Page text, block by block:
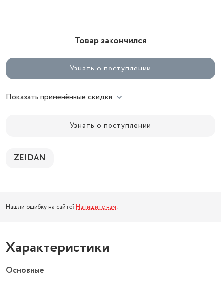
Товар закончился
Узнать о поступлении
Показать применённые скидки
Узнать о поступлении
ZEIDAN
Нашли ошибку на сайте? Напишите нам.
Характеристики
Основные